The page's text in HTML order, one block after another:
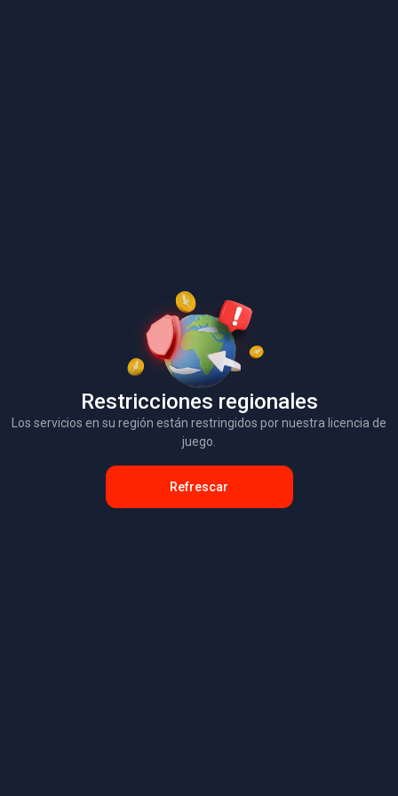
Restricciones regionales
Los servicios en su región están restringidos por nuestra licencia de
juego.
Refrescar